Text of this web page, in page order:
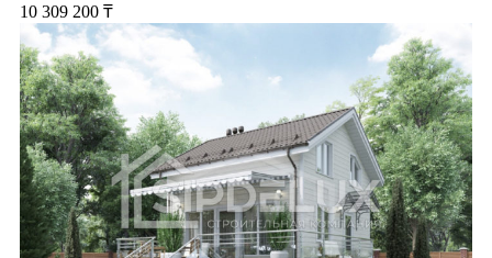
10 309 200 ₸